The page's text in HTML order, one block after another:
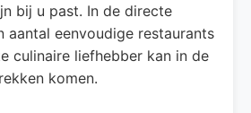
bij u past. In de directe
aantal eenvoudige restaurants
culinaire liefhebber kan in de
komen.